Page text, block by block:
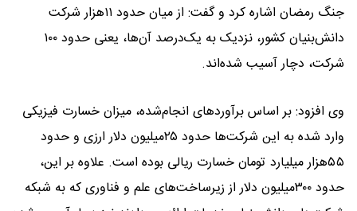
جنگ رمضان اشاره کرد و گفت: از میان حدود ۱۱هزار شرکت
دانش‌بنیان کشور، نزدیک به یک‌درصد آن‌ها، یعنی حدود ۱۰۰
شرکت، دچار آسیب شده‌اند.
وی افزود: بر اساس برآوردهای انجام‌شده، میزان خسارت فیزیکی
وارد شده به این شرکت‌ها حدود ۲۵میلیون دلار ارزی و حدود
۵۵هزار میلیارد تومان خسارت ریالی بوده است. علاوه بر این،
حدود ۳۰۰میلیون دلار از زیرساخت‌های علم و فناوری که به شبکه